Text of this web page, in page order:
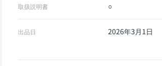
取扱説明書 ○
出品日 2026年3月1日